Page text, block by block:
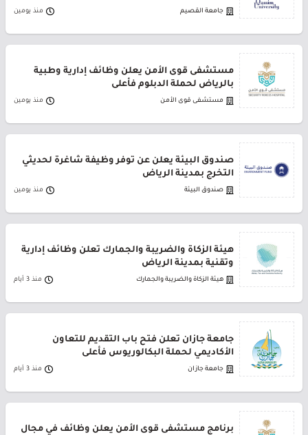
جامعة القصيم منذ يومين
مستشفى قوى الأمن يعلن وظائف إدارية وطبية
بالرياض لحملة الدبلوم فأعلى
مستشفى قوى الأمن منذ يومين
صندوق البيئة يعلن عن توفر وظيفة شاغرة لحديثي
التخرج بمدينة الرياض
صندوق البيئة منذ يومين
هيئة الزكاة والضريبة والجمارك تعلن وظائف إدارية
وتقنية بمدينة الرياض
هيئة الزكاة والضريبة والجمارك منذ 3 أيام
جامعة جازان تعلن فتح باب التقديم للتعاون
الأكاديمي لحملة البكالوريوس فأعلى
جامعة جازان منذ 3 أيام
برنامج مستشفى قوى الأمن يعلن وظائف في مجال